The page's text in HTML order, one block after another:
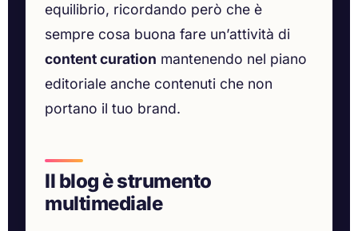
equilibrio, ricordando però che è
sempre cosa buona fare un’attività di
content curation mantenendo nel piano
editoriale anche contenuti che non
portano il tuo brand.
Il blog è strumento
multimediale